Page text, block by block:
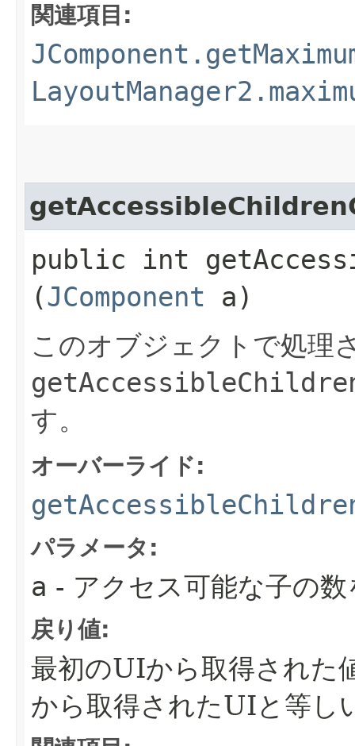
関連項目:
public int
(JComponent a)
このオブジェクトで処理
す。
オーバーライド:
パラメータ:
a - アクセス可能な子の
戻り値:
最初のUIから取得された
から取得されたUIと等し